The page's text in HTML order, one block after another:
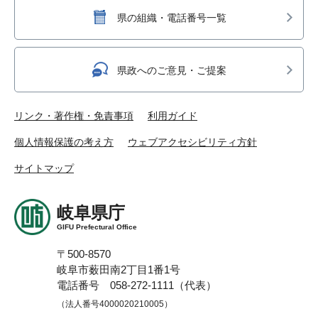
県の組織・電話番号一覧
県政へのご意見・ご提案
リンク・著作権・免責事項 利用ガイド
個人情報保護の考え方 ウェブアクセシビリティ方針
サイトマップ
岐阜県庁
GIFU Prefectural Office
〒500-8570
岐阜市薮田南2丁目1番1号
電話番号 058-272-1111（代表）
（法人番号4000020210005）